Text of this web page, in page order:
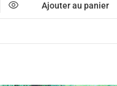
Ajouter au panier